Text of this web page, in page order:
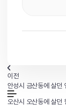
이전
안성시 금산동에 살던
떠났습니다.
오산시 오산동에 살던